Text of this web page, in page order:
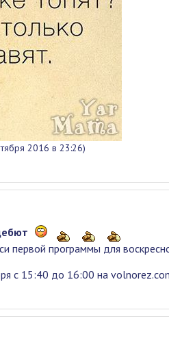
2016 в 23:26)
первой программы для
с 15:40 до 16:00 на